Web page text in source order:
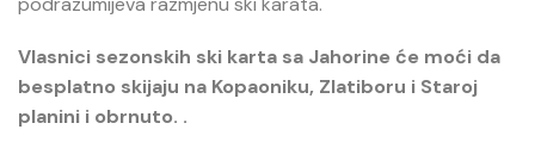
Vlasnici sezonskih ski karta sa Jahorine će moći da
besplatno skijaju na Kopaoniku, Zlatiboru i Staroj
planini i obrnuto. .